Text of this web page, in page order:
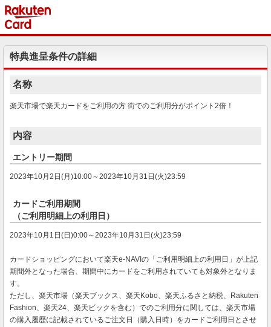
特典進呈条件の詳細
名称
楽天市場で楽天カードをご利用の方 街でのご利用分がポイント2倍！
内容
エントリー期間
2023年10月2日(月)10:00～2023年10月31日(火)23:59
カードご利用期間
（ご利用明細上の利用日）
2023年10月1日(日)0:00～2023年10月31日(火)23:59
カードショッピングにおいて楽天e-NAVIの「ご利用明細上の利用日」が上記
期間外となった場合、期間中にカードをご利用されていても対象外となりま
す。
ただし、楽天市場（楽天ブックス、楽天Kobo、楽天ふるさと納税、Rakuten
Fashion、楽天24、楽天ビックを含む）でのご利用分に関しては、楽天市場
の購入履歴に記載されているご注文日（購入日時）をカードご利用日とさせ